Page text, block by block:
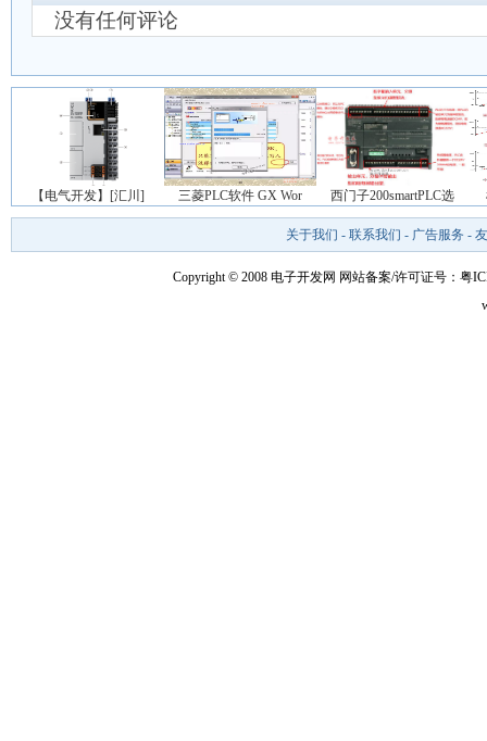
没有任何评论
【电气开发】[汇川] 三菱PLC软件 GX Wor 西门子200smartPLC选
关于我们 - 联系我们 - 广告服务 -
Copyright © 2008 电子开发网 网站备案/许可证号：粤